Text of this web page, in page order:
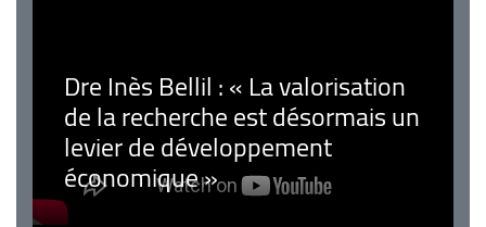
Dre Inès Bellil : « La valorisation
de la recherche est désormais un
levier de développement
économique »